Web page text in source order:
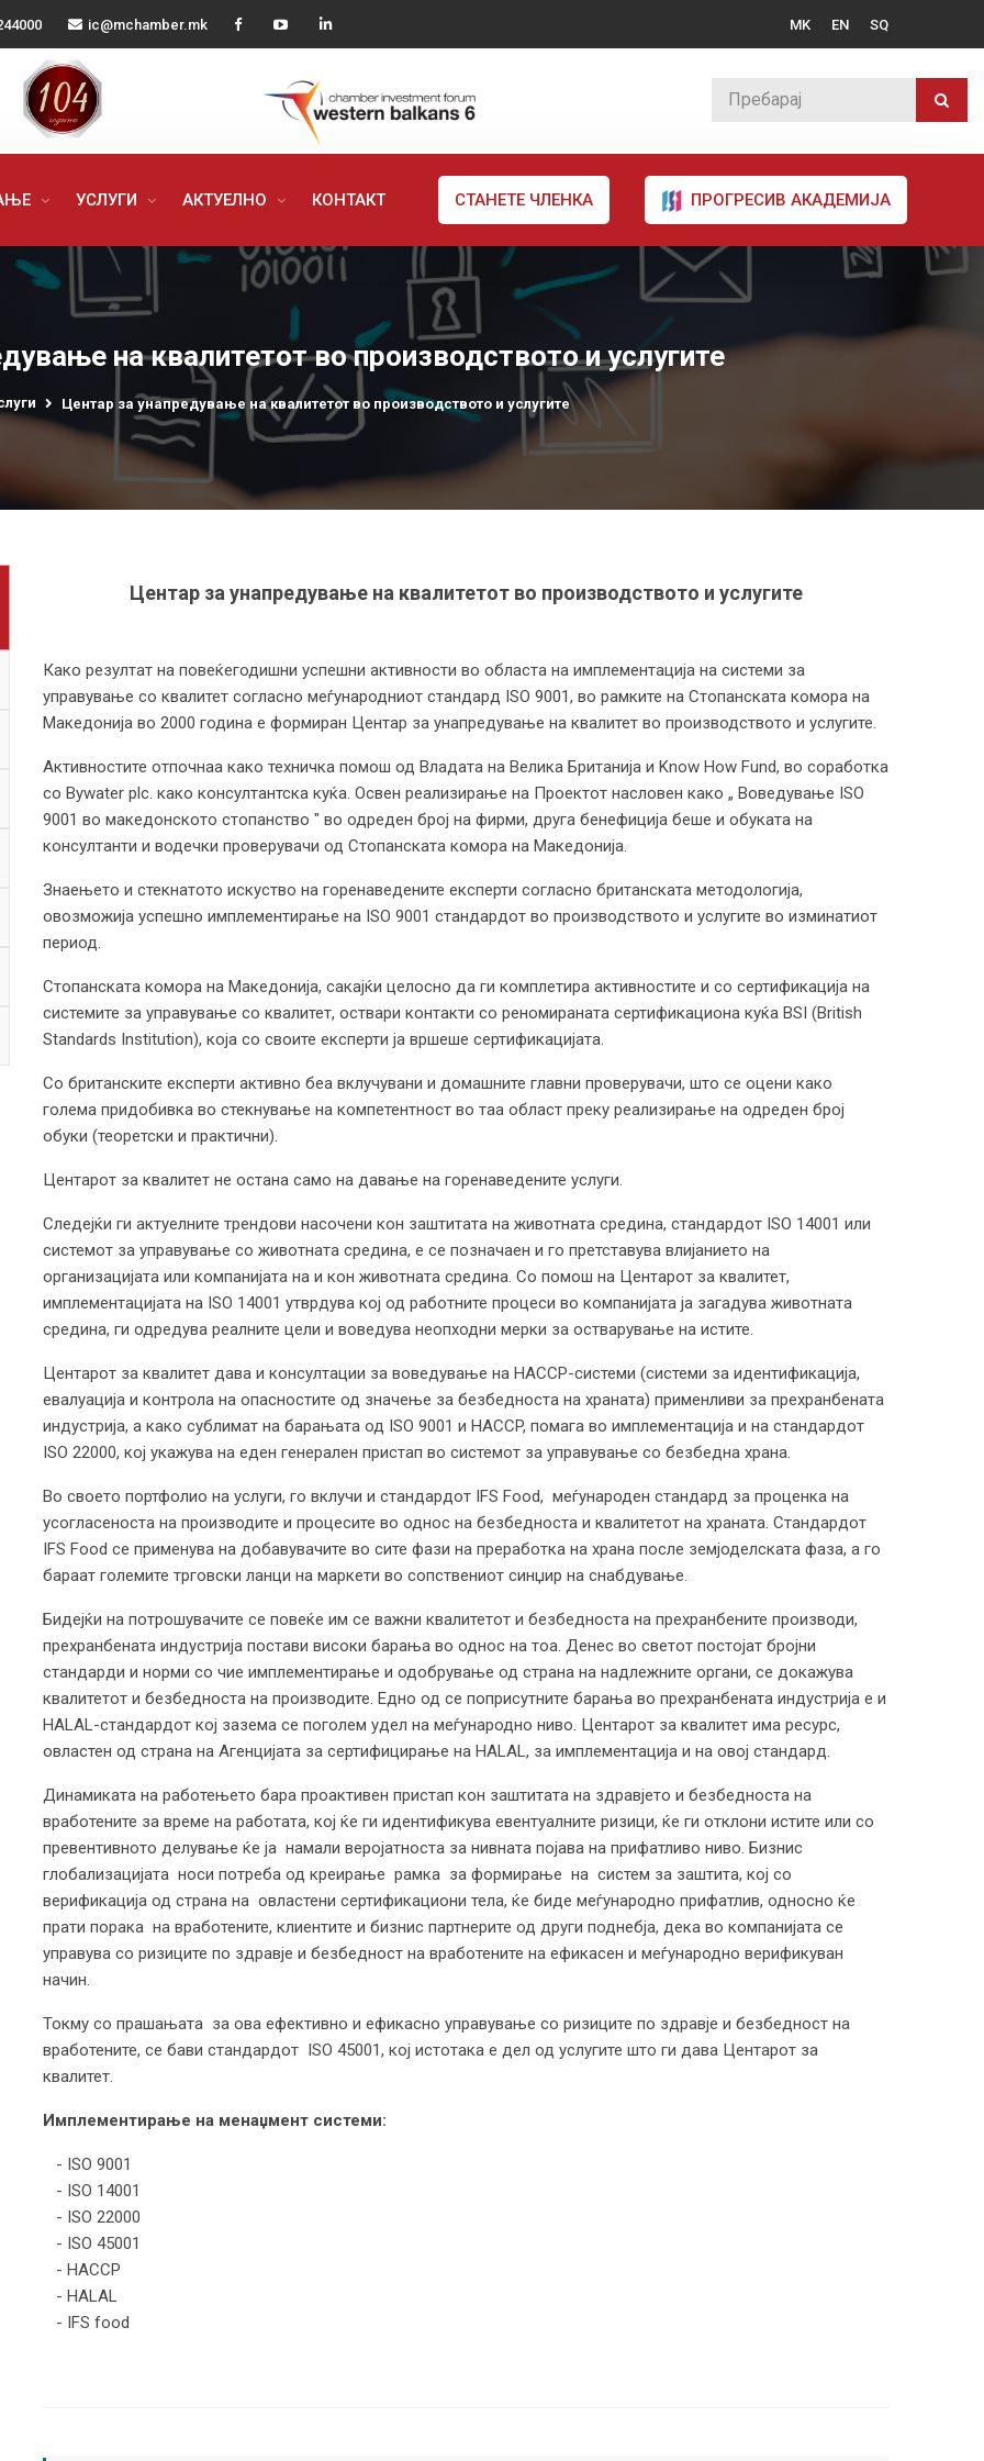
ic@mchamber.mk MK EN SQ
УСЛУГИ АКТУЕЛНО КОНТАКТ СТАНЕТЕ ЧЛЕНКА ПРОГРЕСИВ АКАДЕМИЈА
на квалитетот во производството и услугите
Центар за унапредување на квалитетот во производството и услугите
Центар за унапредување на квалитетот во производството и услугите
Како резултат на повеќегодишни успешни активности во областа на имплементација на системи за
управување со квалитет согласно меѓународниот стандард ISO 9001, во рамките на Стопанската комора на
Македонија во 2000 година е формиран Центар за унапредување на квалитет во производството и услугите.
Активностите отпочнаа како техничка помош од Владата на Велика Британија и Know How Fund, во соработка
со Bywater plc. како консултантска куќа. Освен реализирање на Проектот насловен како „ Воведување ISO
9001 во македонското стопанство " во одреден број на фирми, друга бенефиција беше и обуката на
консултанти и водечки проверувачи од Стопанската комора на Македонија.
Знаењето и стекнатото искуство на горенаведените експерти согласно британската методологија,
овозможија успешно имплементирање на ISO 9001 стандардот во производството и услугите во изминатиот
период.
Стопанската комора на Македонија, сакајќи целосно да ги комплетира активностите и со сертификација на
системите за управување со квалитет, оствари контакти со реномираната сертификациона куќа BSI (British
Standards Institution), која со своите експерти ја вршеше сертификацијата.
Со британските експерти активно беа вклучувани и домашните главни проверувачи, што се оцени како
голема придобивка во стекнување на компетентност во таа област преку реализирање на одреден број
обуки (теоретски и практични).
Центарот за квалитет не останa само на давање на горенаведените услуги.
Следејќи ги актуелните трендови насочени кон заштитата на животната средина, стандардот ISO 14001 или
системот за управување со животната средина, е се позначаен и го претставува влијанието на
организацијата или компанијата на и кон животната средина. Со помош на Центарот за квалитет,
имплементацијата на ISO 14001 утврдува кој од работните процеси во компанијата ја загадува животната
средина, ги одредува реалните цели и воведува неопходни мерки за остварување на истите.
Центарот за квалитет дава и консултации за воведување на HACCP-системи (системи за идентификација,
евалуација и контрола на опасностите од значење за безбедноста на храната) применливи за прехранбената
индустрија, а како сублимат на барањата од ISO 9001 и HACCP, помага во имплементација и на стандардот
ISO 22000, кој укажува на еден генерален пристап во системот за управување со безбедна храна.
Во своето портфолио на услуги, го вклучи и стандардот IFS Food, меѓународен стандард за проценка на
усогласеноста на производите и процесите во однос на безбедноста и квалитетот на храната. Стандардот
IFS Food се применува на добавувачите во сите фази на преработка на храна после земјоделската фаза, а го
бараат големите трговски ланци на маркети во сопствениот синџир на снабдување.
Бидејќи на потрошувачите се повеќе им се важни квалитетот и безбедноста на прехранбените производи,
прехранбената индустрија постави високи барања во однос на тоа. Денес во светот постојат бројни
стандарди и норми со чие имплементирање и одобрување од страна на надлежните органи, се докажува
квалитетот и безбедноста на производите. Едно од се поприсутните барања во прехранбената индустрија е и
HALAL-стандардот кој зазема се поголем удел на меѓународно ниво. Центарот за квалитет има ресурс,
овластен од страна на Агенцијата за сертифицирање на HALAL, за имплементација и на овој стандард.
Динамиката на работењето бара проактивен пристап кон заштитата на здравјето и безбедноста на
вработените за време на работата, кој ќе ги идентификува евентуалните ризици, ќе ги отклони истите или со
превентивното делување ќе ја намали веројатноста за нивната појава на прифатливо ниво. Бизнис
глобализацијата носи потреба од креирање рамка за формирање на систем за заштита, кој со
верификација од страна на овластени сертификациони тела, ќе биде меѓународно прифатлив, односно ќе
прати порака на вработените, клиентите и бизнис партнерите од други поднебја, дека во компанијата се
управува со ризиците по здравје и безбедност на вработените на ефикасен и меѓународно верификуван
начин.
Токму со прашањата за ова ефективно и ефикасно управување со ризиците по здравје и безбедност на
вработените, се бави стандардот ISO 45001, кој истотака е дел од услугите што ги дава Центарот за
квалитет.
Имплементирање на менаџмент системи:
- ISO 9001
- ISO 14001
- ISO 22000
- ISO 45001
- HACCP
- HALAL
- IFS food